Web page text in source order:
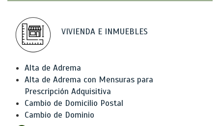
VIVIENDA E INMUEBLES
Alta de Adrema
Alta de Adrema con Mensuras para
Prescripción Adquisitiva
Cambio de Domicilio Postal
Cambio de Dominio